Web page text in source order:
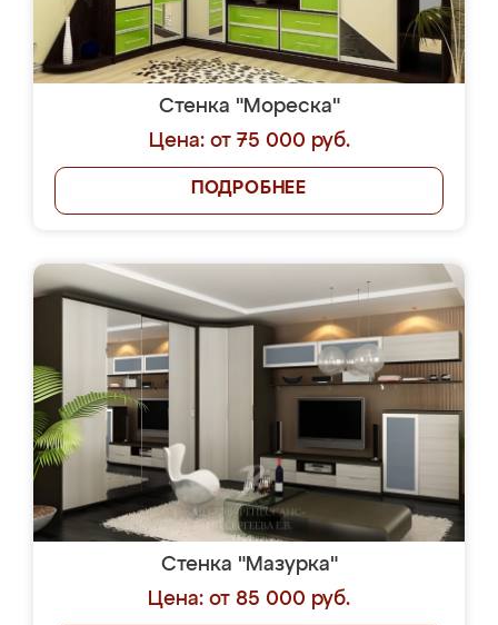
Стенка "Мореска"
Цена: от 75 000 руб.
ПОДРОБНЕЕ
Стенка "Мазурка"
Цена: от 85 000 руб.